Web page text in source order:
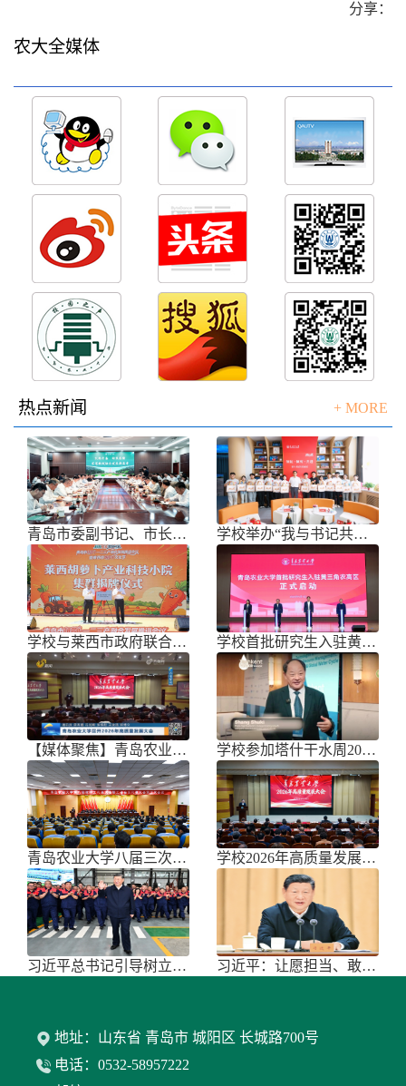
分享：
农大全媒体
热点新闻 + MORE
青岛市委副书记、市长任刚来校调研 学校举办“我与书记共话成长”师生面
学校与莱西市政府联合举办青岛市胡萝 学校首批研究生入驻黄三角农高区
【媒体聚焦】青岛农业大学召开202 学校参加塔什干水周2026国际论坛
青岛农业大学八届三次双代会胜利召开 学校2026年高质量发展大会召开
习近平总书记引导树立和践行正确政绩 习近平：让愿担当、敢担当、善担当蔚
地址：山东省 青岛市 城阳区 长城路700号
电话：0532-58957222